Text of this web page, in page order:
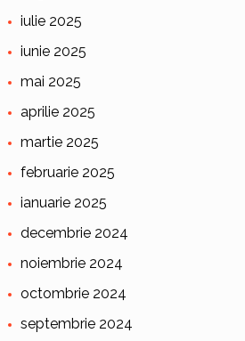
iulie 2025
iunie 2025
mai 2025
aprilie 2025
martie 2025
februarie 2025
ianuarie 2025
decembrie 2024
noiembrie 2024
octombrie 2024
septembrie 2024